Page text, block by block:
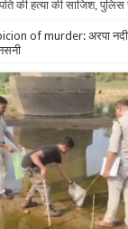
of murder: अरपा नदी